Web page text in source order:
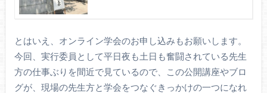
とはいえ、オンライン学会のお申し込みもお願いします。
今回、実行委員として平日夜も土日も奮闘されている先生
方の仕事ぶりを間近で見ているので、この公開講座やブロ
グが、現場の先生方と学会をつなぐきっかけの一つになれ